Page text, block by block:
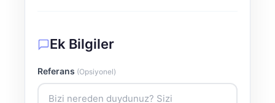
Ek Bilgiler
Referans (Opsiyonel)